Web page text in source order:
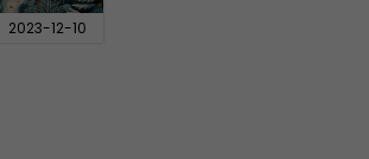
2023-12-10